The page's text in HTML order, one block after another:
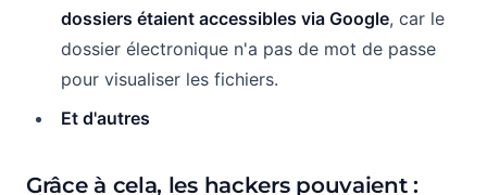
dossiers étaient accessibles via Google, car le
dossier électronique n'a pas de mot de passe
pour visualiser les fichiers.
Et d'autres
Grâce à cela, les hackers pouvaient :